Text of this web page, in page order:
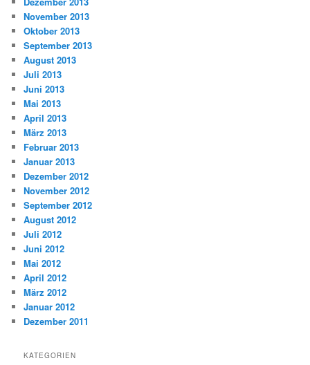
November 2013
Oktober 2013
September 2013
August 2013
Juli 2013
Juni 2013
Mai 2013
April 2013
März 2013
Februar 2013
Januar 2013
Dezember 2012
November 2012
September 2012
August 2012
Juli 2012
Juni 2012
Mai 2012
April 2012
März 2012
Januar 2012
Dezember 2011
KATEGORIEN